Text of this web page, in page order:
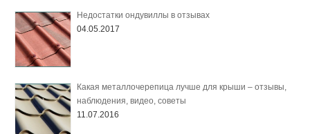
Недостатки ондувиллы в отзывах
04.05.2017
Какая металлочерепица лучше для крыши – отзывы,
наблюдения, видео, советы
11.07.2016